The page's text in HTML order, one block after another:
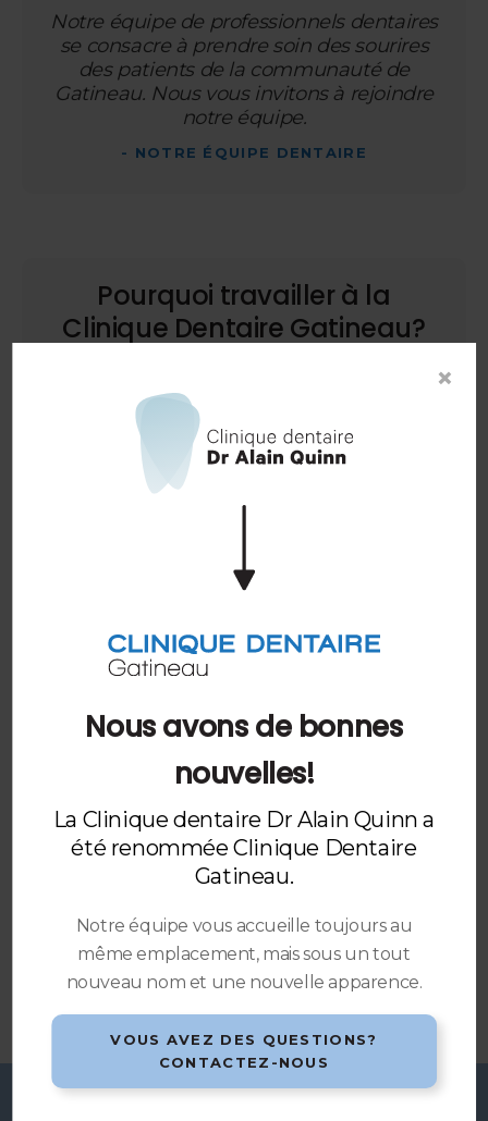
Notre équipe de professionnels dentaires
se consacre à prendre soin des sourires
des patients de la communauté de
Gatineau. Nous vous invitons à rejoindre
notre équipe.
- NOTRE ÉQUIPE DENTAIRE
Pourquoi travailler à la
Clinique Dentaire Gatineau?
La Clinique Dentaire Gatineau est fière d’être un
membre actif de la communauté de Gatineau
et s'efforce d'offrir des soins de santé
buccodentaire exceptionnels aux individus et
Nous nous soucions de notre personnel et
dentisterie complète à nos patients.
×
Nous avons de bonnes
nouvelles!
La Clinique dentaire Dr Alain Quinn a
été renommée Clinique Dentaire
Gatineau.
Notre équipe vous accueille toujours au
même emplacement, mais sous un tout
nouveau nom et une nouvelle apparence.
VOUS AVEZ DES QUESTIONS?
CONTACTEZ-NOUS